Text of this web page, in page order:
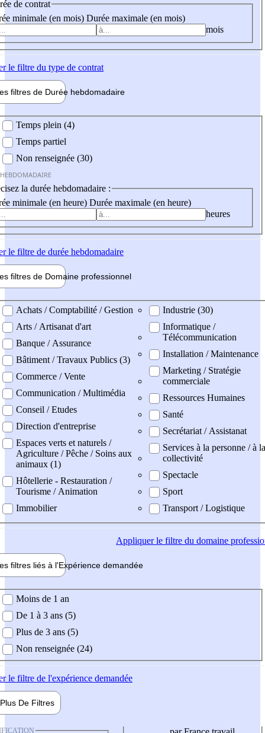
de contrat
minimale (en mois) Durée maximale (en mois)
mois
le filtre du type de contrat
filtres de Durée hebdomadaire
Temps plein (4)
Temps partiel
Non renseignée (30)
la durée hebdomadaire :
minimale (en heure) Durée maximale (en heure)
heures
le filtre de durée hebdomadaire
filtres de Domaine professionnel
professionel
Achats / Comptabilité / Gestion
Arts / Artisanat d'art
Banque / Assurance
Bâtiment / Travaux Publics (3)
Commerce / Vente
Communication / Multimédia
Conseil / Etudes
Direction d'entreprise
Espaces verts et naturels /
Agriculture / Pêche / Soins aux
animaux (1)
Hôtellerie - Restauration /
Tourisme / Animation
Immobilier
Industrie (30)
Informatique /
Télécommunication
Installation / Maintenance
Marketing / Stratégie
commerciale
Ressources Humaines
Santé
Secrétariat / Assistanat
Services à la personne / à la
collectivité
Spectacle
Sport
Transport / Logistique
Appliquerle filtre du domaine
filtres liés à l'Expérience demandée
demandée
Moins de 1 an
De 1 à 3 ans (5)
Plus de 3 ans (5)
Non renseignée (24)
le filtre de l'expérience demandée
Plus De Filtres